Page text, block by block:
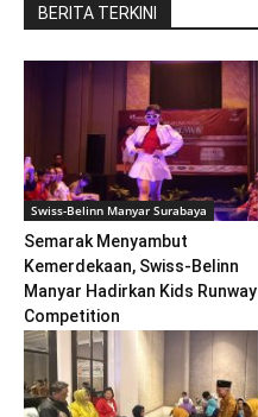
BERITA TERKINI
Swiss-Belinn Manyar Surabaya
Semarak Menyambut
Kemerdekaan, Swiss-Belinn
Manyar Hadirkan Kids Runway
Competition